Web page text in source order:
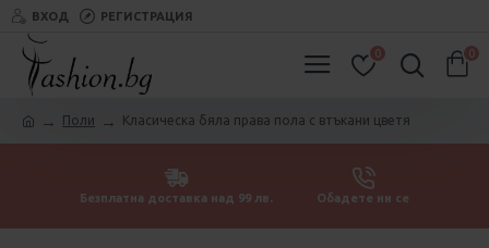
ВХОД РЕГИСТРАЦИЯ
0 0
Поли Класическа бяла права пола с втъкани цветя
Безплатна доставка над 99 лв. Обадете ни се